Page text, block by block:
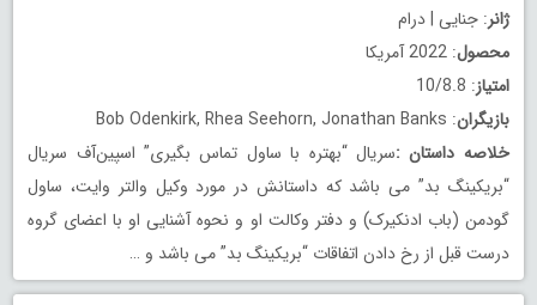
ژانر: جنایی | درام
محصول: 2022 آمریکا
امتیاز: 10/8.8
بازیگران: Bob Odenkirk, Rhea Seehorn, Jonathan Banks
خلاصه داستان :سریال “بهتره با ساول تماس بگیری” اسپین‌آف سریال
“بریکینگ بد” می باشد که داستانش در مورد وکیل والتر وایت، ساول
گودمن (باب ادنکیرک) و دفتر وکالت او و نحوه آشنایی او با اعضای گروه
درست قبل از رخ دادن اتفاقات “بریکینگ بد” می باشد و …